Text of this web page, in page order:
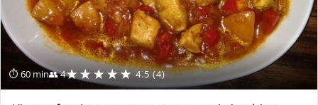
⏱ 60 min👥 4★★★★★ 4.5 (4)